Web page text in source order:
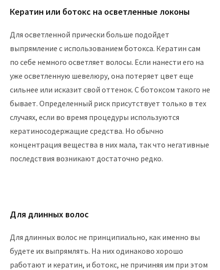
Кератин или ботокс на осветленные локоны
Для осветленной прически больше подойдет
выпрямление с использованием ботокса. Кератин сам
по себе немного осветляет волосы. Если нанести его на
уже осветленную шевелюру, она потеряет цвет еще
сильнее или исказит свой оттенок. С ботоксом такого не
бывает. Определенный риск присутствует только в тех
случаях, если во время процедуры используются
кератиносодержащие средства. Но обычно
концентрация вещества в них мала, так что негативные
последствия возникают достаточно редко.
Для длинных волос
Для длинных волос не принципиально, как именно вы
будете их выпрямлять. На них одинаково хорошо
работают и кератин, и ботокс, не причиняя им при этом